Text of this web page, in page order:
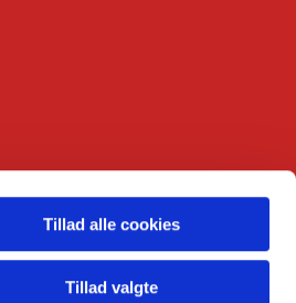
Tillad alle cookies
Tillad valgte